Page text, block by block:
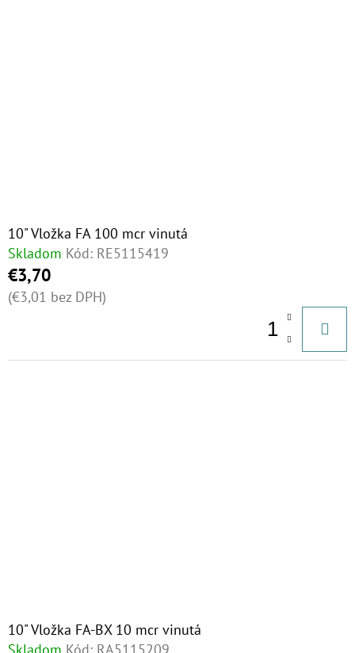
10" Vložka FA 100 mcr vinutá
Skladom Kód: RE5115419
€3,70
(€3,01 bez DPH)
10" Vložka FA-BX 10 mcr vinutá